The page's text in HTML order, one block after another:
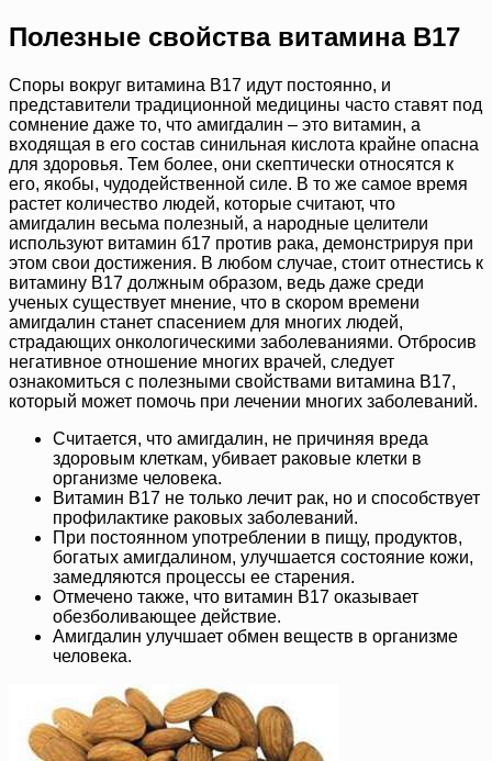
Полезные свойства витамина B17
Споры вокруг витамина B17 идут постоянно, и
представители традиционной медицины часто ставят под
сомнение даже то, что амигдалин – это витамин, а
входящая в его состав синильная кислота крайне опасна
для здоровья. Тем более, они скептически относятся к
его, якобы, чудодейственной силе. В то же самое время
растет количество людей, которые считают, что
амигдалин весьма полезный, а народные целители
используют витамин б17 против рака, демонстрируя при
этом свои достижения. В любом случае, стоит отнестись к
витамину B17 должным образом, ведь даже среди
ученых существует мнение, что в скором времени
амигдалин станет спасением для многих людей,
страдающих онкологическими заболеваниями. Отбросив
негативное отношение многих врачей, следует
ознакомиться с полезными свойствами витамина B17,
который может помочь при лечении многих заболеваний.
Считается, что амигдалин, не причиняя вреда
здоровым клеткам, убивает раковые клетки в
организме человека.
Витамин B17 не только лечит рак, но и способствует
профилактике раковых заболеваний.
При постоянном употреблении в пищу, продуктов,
богатых амигдалином, улучшается состояние кожи,
замедляются процессы ее старения.
Отмечено также, что витамин B17 оказывает
обезболивающее действие.
Амигдалин улучшает обмен веществ в организме
человека.